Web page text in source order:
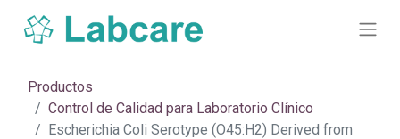
Productos
Control de Calidad para Laboratorio Clínico
Escherichia Coli Serotype (O45:H2) Derived from